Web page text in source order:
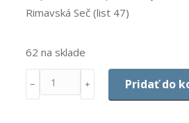
Rimavská Seč (list 47)
62 na sklade
Množstvo
﹣ ﹢ Pridať do